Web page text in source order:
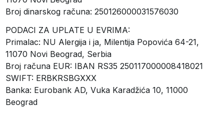
Broj dinarskog računa: 250126000031576030
PODACI ZA UPLATE U EVRIMA:
Primalac: NU Alergija i ja, Milentija Popovića 64-21,
11070 Novi Beograd, Serbia
Broj računa EUR: IBAN RS35 250117000008418021
SWIFT: ERBKRSBGXXX
Banka: Eurobank AD, Vuka Karadžića 10, 11000
Beograd